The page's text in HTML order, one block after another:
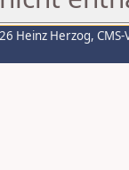
Heinz Herzog,